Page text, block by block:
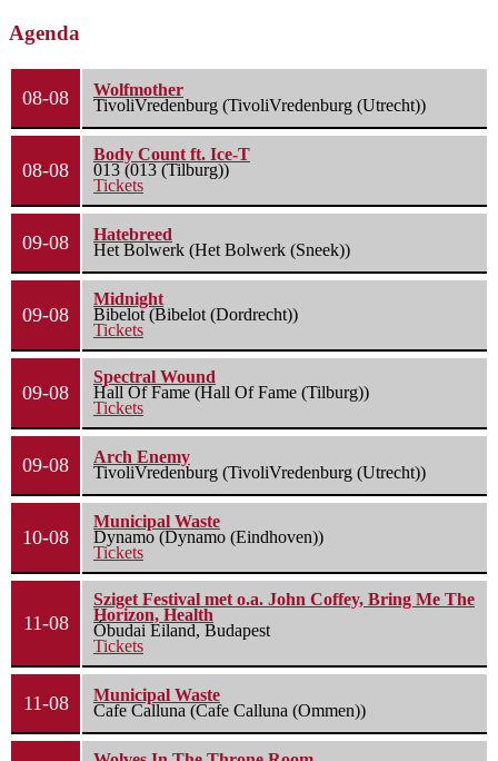
Agenda
08-08
Wolfmother
TivoliVredenburg (TivoliVredenburg (Utrecht))
08-08
Body Count ft. Ice-T
013 (013 (Tilburg))
Tickets
09-08
Hatebreed
Het Bolwerk (Het Bolwerk (Sneek))
09-08
Midnight
Bibelot (Bibelot (Dordrecht))
Tickets
09-08
Spectral Wound
Hall Of Fame (Hall Of Fame (Tilburg))
Tickets
09-08
Arch Enemy
TivoliVredenburg (TivoliVredenburg (Utrecht))
10-08
Municipal Waste
Dynamo (Dynamo (Eindhoven))
Tickets
11-08
Sziget Festival met o.a. John Coffey, Bring Me The
Horizon, Health
Óbudai Eiland, Budapest
Tickets
11-08
Municipal Waste
Cafe Calluna (Cafe Calluna (Ommen))